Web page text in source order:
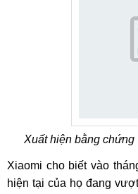
Xuất hiện bằng
Xiaomi cho biết vào
hiện tại của họ đang